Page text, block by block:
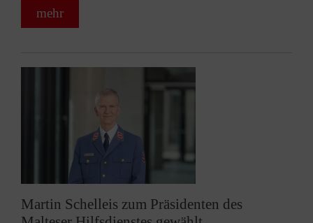
mehr
Martin Schelleis zum Präsidenten des